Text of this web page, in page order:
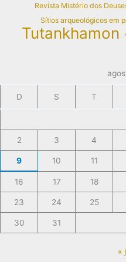
Revista Mistério dos
Sítios arqueológicos em
Tutankhamon
D S T
2 3 4
9 10 11
16 17 18
23 24 25
30 31
«